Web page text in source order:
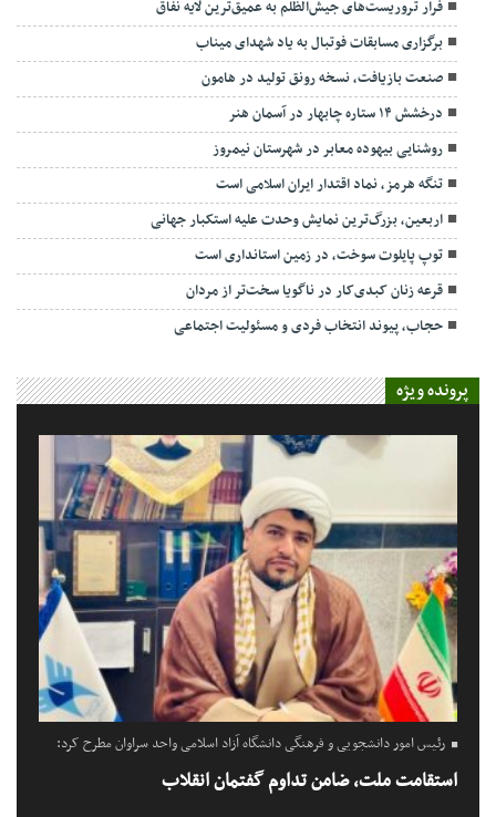
فرار تروریست‌های جیش‌الظلم به عمیق‌ترین لایه نفاق
برگزاری مسابقات فوتبال به یاد شهدای میناب
صنعت بازیافت، نسخه رونق تولید در هامون
درخشش ۱۴ ستاره چابهار در آسمان هنر
روشنایی بیهوده معابر در شهرستان نیمروز
تنگه هرمز، نماد اقتدار ایران اسلامی است
اربعین، بزرگ‌ترین نمایش وحدت علیه استکبار جهانی
توپ پایلوت سوخت، در زمین استانداری است
قرعه زنان کبدی‌کار در ناگویا سخت‌تر از مردان
حجاب، پیوند انتخاب فردی و مسئولیت اجتماعی
پرونده ویژه
رئیس امور دانشجویی و فرهنگی دانشگاه آزاد اسلامی واحد سراوان مطرح کرد:
استقامت ملت، ضامن تداوم گفتمان انقلاب